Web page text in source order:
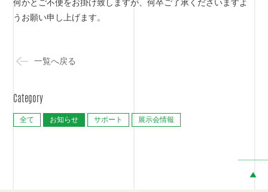
一覧へ戻る
Category
全て お知らせ サポート 展示会情報
何かとご不便をお掛け致しますが、何卒ご了承くださいますよ
うお願い申し上げます。